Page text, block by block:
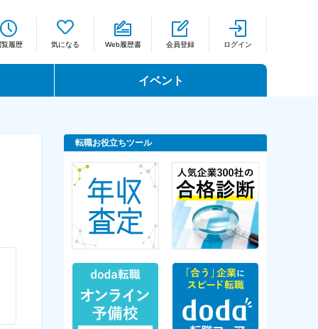
覧履歴 気になる Web履歴書 会員登録 ログイン
イベント
転職お役立ちツール